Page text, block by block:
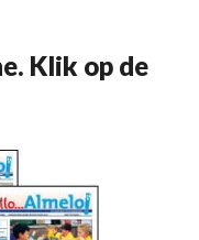
Klik op de